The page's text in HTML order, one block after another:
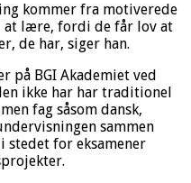
kommer fra motiverede
at lære, fordi de får lov at
de har, siger han.
på BGI Akademiet ved
ikke har har traditionel
fag såsom dansk,
sammen
stedet for eksamener